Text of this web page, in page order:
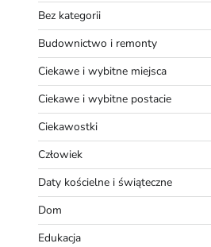
Bez kategorii
Budownictwo i remonty
Ciekawe i wybitne miejsca
Ciekawe i wybitne postacie
Ciekawostki
Człowiek
Daty kościelne i świąteczne
Dom
Edukacja